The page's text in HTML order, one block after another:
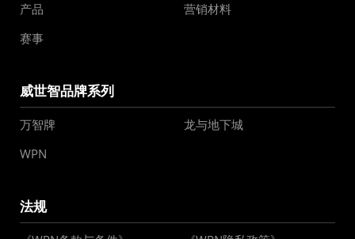
产品
营销材料
赛事
威世智品牌系列
万智牌
龙与地下城
WPN
法规